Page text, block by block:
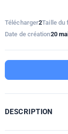
Télécharger2Taille du
Date de création20
DESCRIPTION